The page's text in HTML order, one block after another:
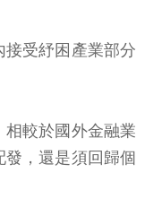
受紓困產業部分
較於國外金融業
，還是須回歸個